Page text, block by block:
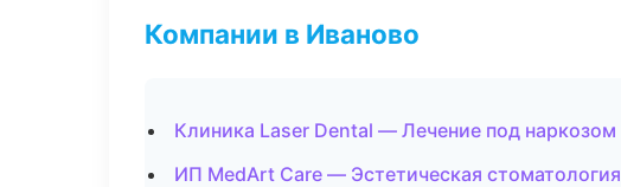
Компании в Иваново
Клиника Laser Dental — Лечение под наркозом
ИП MedArt Care — Эстетическая стоматология